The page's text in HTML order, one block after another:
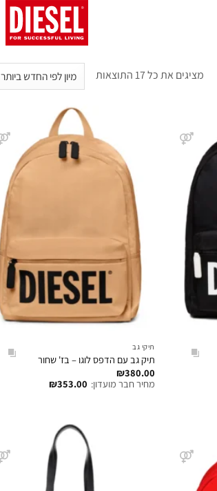
מציגים את כל ⁦17⁩ התוצאות
תיקי גב
תיק גב עם הדפס לוגו – בז' שחור
₪380.00
מחיר חבר מועדון:
₪353.00